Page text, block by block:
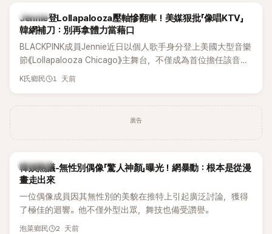
K-POP
Jennie登Lollapalooza壓軸慘翻車！美媒狠批「像唱KTV」
韓網補刀：別再拿體力當藉口
BLACKPINK成員Jennie近日以個人歌手身分登上美國大型音樂
節《Lollapalooza Chicago》主舞台，不僅成為首位擔任該音樂
節Headliner（壓軸主秀）的K-POP女SOLO歌手，寫下全新紀
K氏鄉民 1 天前
廣告
熱議討論
韓娛熱議-無性別偶像「驚人神顏」曝光！網暴動：根本是從漫
畫走出來
一位偶像成員因其無性別的美貌在推特上引起廣泛討論，獲得
了極佳的迴響。他不僅外型出眾，舞技也備受讚譽。
泡菜鄉民 2 天前